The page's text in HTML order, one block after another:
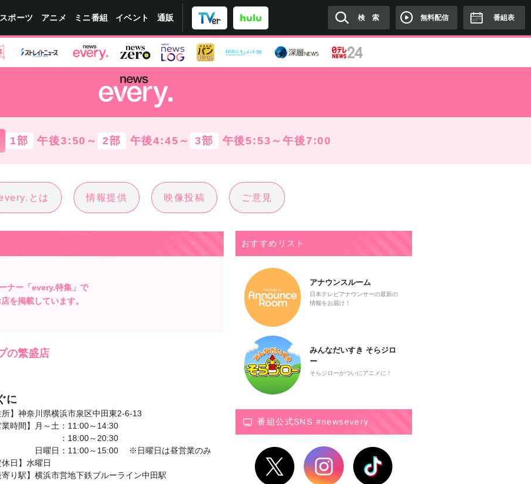
スポーツ アニメ ミニ番組 イベント 通販 検 索 無料配信 番組表
1部 午後3:50～ 2部 午後4:45～ 3部 午後5:53～午後7:00
とは 情報提供 映像投稿 ご意見
ナー「every.特集」で
を掲載しています。
の繁盛店
に
所】神奈川県横浜市泉区中田東2-6-13
業時間】月～土：11:00～14:30
18:00～20:30
日：11:00～15:00 ※日曜日は昼営業のみ
休日】水曜日
寄り駅】横浜市営地下鉄ブルーライン中田駅
おすすめリスト
アナウンスルーム
日本テレビアナウンサーの最新の
情報をお届け！
みんなだいすき そらジロ
ー
そらジローがついにアニメに！
番組公式SNS #newsevery